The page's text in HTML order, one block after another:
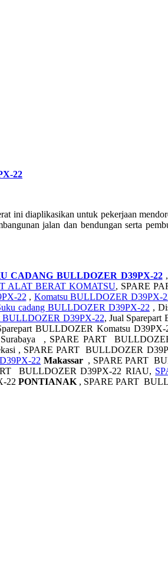
22
diaplikasikan untuk pekerjaan
jalan dan bendungan serta
CADANG BULLDOZER D39PX-22,
ALAT BERAT KOMATSU, SPARE
22 , Komatsu BULLDOZER D39PX-
cadang BULLDOZER D39PX-22 ,
BULLDOZER D39PX-22, Jual
BULLDOZER Komatsu
, SPARE PART
, SPARE PART BULLDOZER
22 Makassar, SPARE PART
BULLDOZER D39PX-22 RIAU,
22 PONTIANAK , SPARE PART